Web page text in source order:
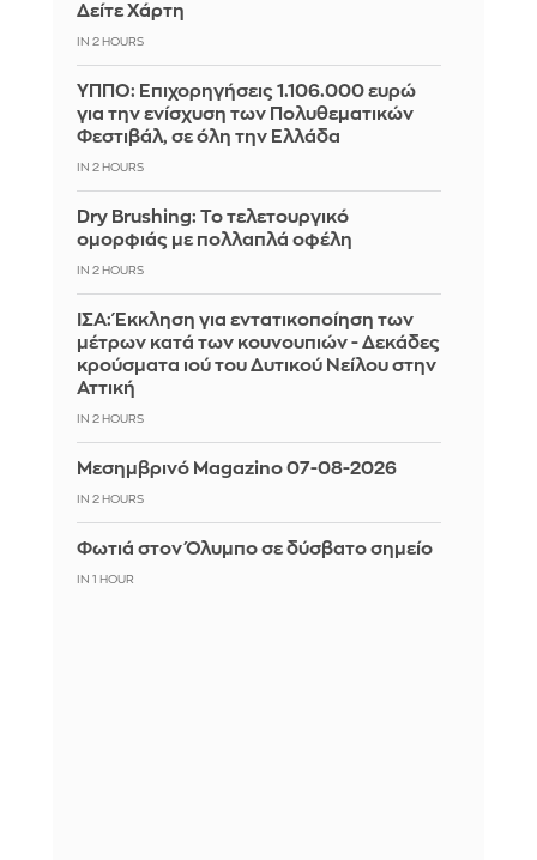
Δείτε Χάρτη
IN 2 HOURS
ΥΠΠΟ: Επιχορηγήσεις 1.106.000 ευρώ
για την ενίσχυση των Πολυθεματικών
Φεστιβάλ, σε όλη την Ελλάδα
IN 2 HOURS
Dry Brushing: Το τελετουργικό
ομορφιάς με πολλαπλά οφέλη
IN 2 HOURS
ΙΣΑ: Έκκληση για εντατικοποίηση των
μέτρων κατά των κουνουπιών - Δεκάδες
κρούσματα ιού του Δυτικού Νείλου στην
Αττική
IN 2 HOURS
Μεσημβρινό Magazino 07-08-2026
IN 2 HOURS
Φωτιά στον Όλυμπο σε δύσβατο σημείο
IN 1 HOUR